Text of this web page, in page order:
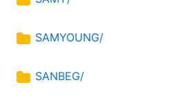
SAMYOUNG/
SANBEG/